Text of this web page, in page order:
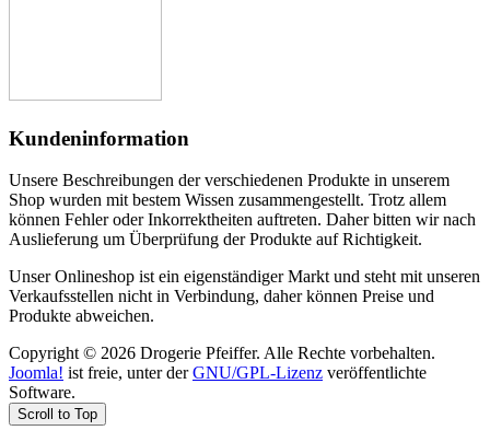
Kundeninformation
Unsere Beschreibungen der verschiedenen Produkte in unserem
Shop wurden mit bestem Wissen zusammengestellt. Trotz allem
können Fehler oder Inkorrektheiten auftreten. Daher bitten wir nach
Auslieferung um Überprüfung der Produkte auf Richtigkeit.
Unser Onlineshop ist ein eigenständiger Markt und steht mit unseren
Verkaufsstellen nicht in Verbindung, daher können Preise und
Produkte abweichen.
Copyright © 2026 Drogerie Pfeiffer. Alle Rechte vorbehalten.
Joomla! ist freie, unter derGNU/GPL-Lizenz veröffentlichte
Software.
Scroll to Top